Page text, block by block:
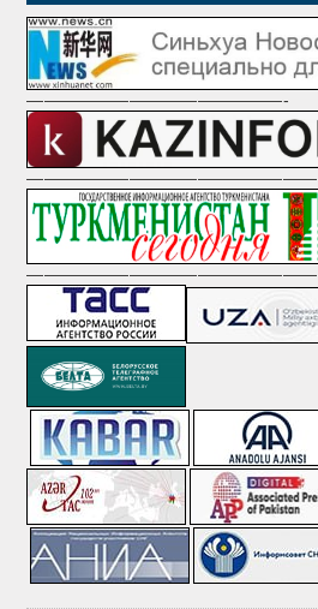
———————————————-
—————————————————
—————————————————